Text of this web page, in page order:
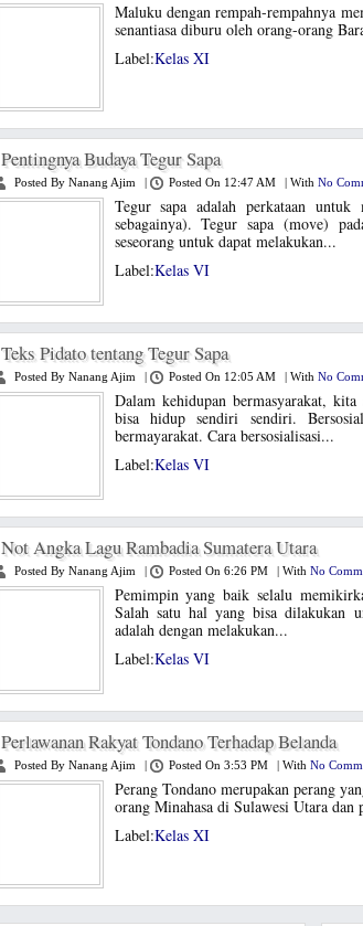
Maluku dengan rempah-rempahnya
senantiasa diburu oleh orang-orang
Label:Kelas XI
Pentingnya Budaya Tegur Sapa
Posted By Nanang Ajim Posted On 12:47 AM With No
Tegur sapa adalah perkataan untuk
sebagainya). Tegur sapa (move)
seseorang untuk dapat melakukan...
Label:Kelas VI
Teks Pidato tentang Tegur Sapa
Posted By Nanang Ajim Posted On 12:05 AM With No
Dalam kehidupan bermasyarakat,
bisa hidup sendiri sendiri.
bermayarakat. Cara bersosialisasi...
Label:Kelas VI
Not Angka Lagu Rambadia Sumatera Utara
Posted By Nanang Ajim Posted On 6:26 PM With No
Pemimpin yang baik selalu
Salah satu hal yang bisa dilakukan
adalah dengan melakukan...
Label:Kelas VI
Perlawanan Rakyat Tondano Terhadap Belanda
Posted By Nanang Ajim Posted On 3:53 PM With No
Perang Tondano merupakan perang
orang Minahasa di Sulawesi Utara
Label:Kelas XI